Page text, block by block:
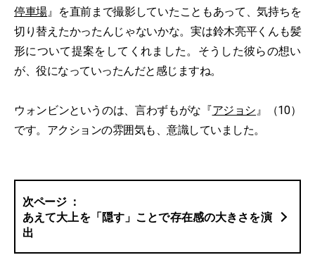
停車場』を直前まで撮影していたこともあって、気持ちを
切り替えたかったんじゃないかな。実は鈴木亮平くんも髪
形について提案をしてくれました。そうした彼らの想い
が、役になっていったんだと感じますね。
ウォンビンというのは、言わずもがな『アジョシ』（10）
です。アクションの雰囲気も、意識していました。
あえて大上を「隠す」ことで存在感の大きさを演
出